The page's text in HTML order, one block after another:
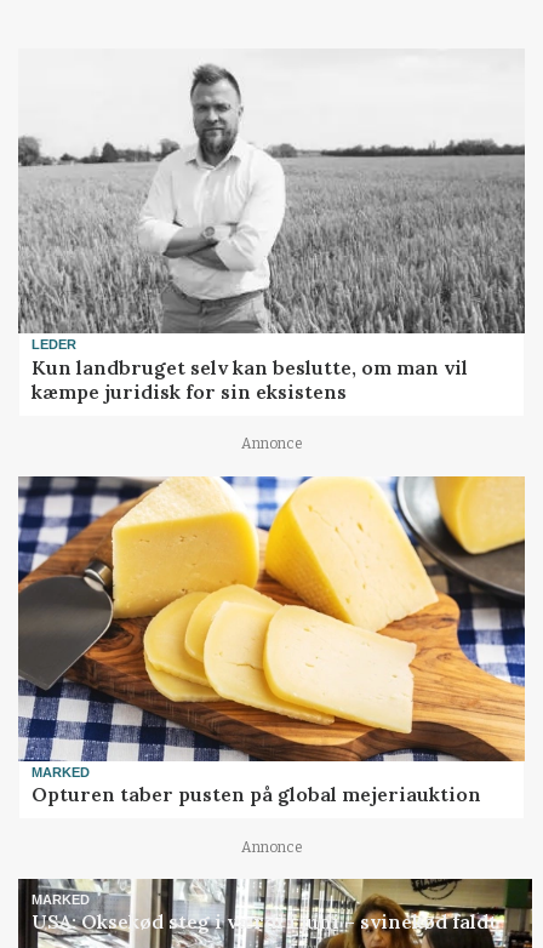
LEDER
Kun landbruget selv kan beslutte, om man vil
kæmpe juridisk for sin eksistens
Annonce
MARKED
Opturen taber pusten på global mejeriauktion
Annonce
MARKED
USA: Oksekød steg i værdi i juni – svinekød faldt